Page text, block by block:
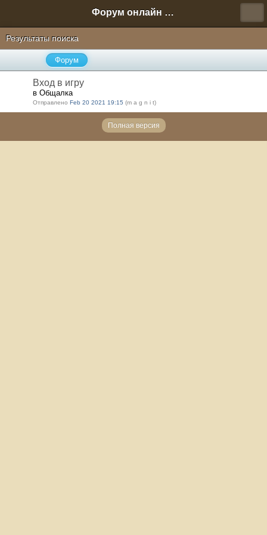
Форум онлайн игры "Новая Эра" (Нюра Биз)
Результаты поиска
Форум
Вход в игру
в Общалка
Отправлено Feb 20 2021 19:15 (m a g n i t)
Полная версия